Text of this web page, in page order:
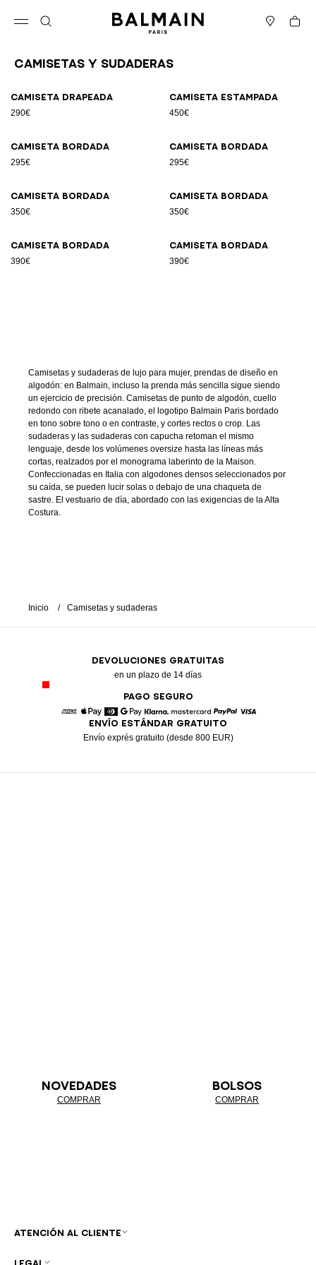
Cesta
Camisetas y sudaderas
Camiseta drapeada
290€
Camiseta estampada
450€
Camiseta bordada
295€
Camiseta bordada
295€
Camiseta bordada
350€
Camiseta bordada
350€
Camiseta bordada
390€
Camiseta bordada
390€
Camisetas y sudaderas de lujo para mujer, prendas de diseño en
algodón: en Balmain, incluso la prenda más sencilla sigue siendo
un ejercicio de precisión. Camisetas de punto de algodón, cuello
redondo con ribete acanalado, el logotipo Balmain Paris bordado
en tono sobre tono o en contraste, y cortes rectos o crop. Las
sudaderas y las sudaderas con capucha retoman el mismo
lenguaje, desde los volúmenes oversize hasta las líneas más
cortas, realzados por el monograma laberinto de la Maison.
Confeccionadas en Italia con algodones densos seleccionados por
su caída, se pueden lucir solas o debajo de una chaqueta de
sastre. El vestuario de día, abordado con las exigencias de la Alta
Costura.
Inicio Camisetas y sudaderas
DEVOLUCIONES GRATUITAS
en un plazo de 14 días
PAGO SEGURO
American Express
Apple Pay
DinersGoogle Pay
Klarna MastercardPaypal
ENVÍO ESTÁNDAR GRATUITO
Envío exprés gratuito (desde 800 EUR)
NOVEDADES
COMPRAR
BOLSOS
COMPRAR
ATENCIÓN AL CLIENTE
LEGAL